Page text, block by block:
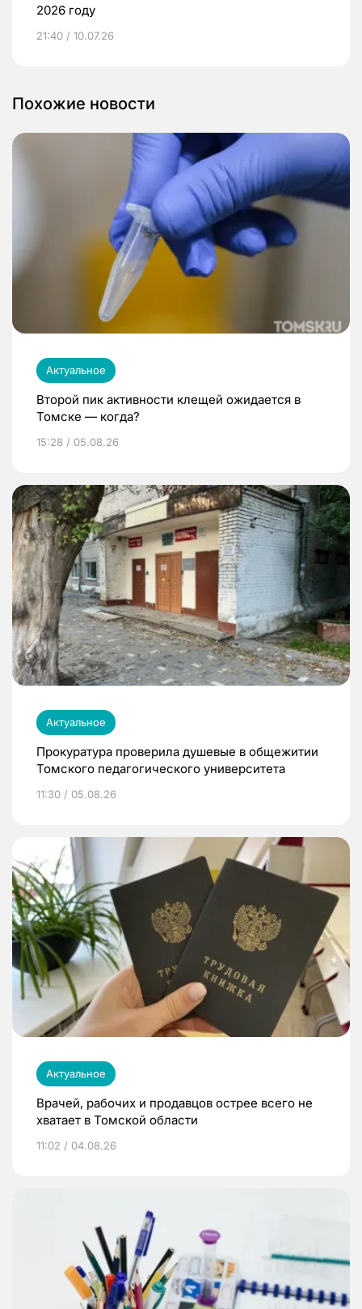
2026 году
21:40 / 10.07.26
Похожие новости
Актуальное
Второй пик активности клещей ожидается в
Томске — когда?
15:28 / 05.08.26
Актуальное
Прокуратура проверила душевые в общежитии
Томского педагогического университета
11:30 / 05.08.26
Актуальное
Врачей, рабочих и продавцов острее всего не
хватает в Томской области
11:02 / 04.08.26